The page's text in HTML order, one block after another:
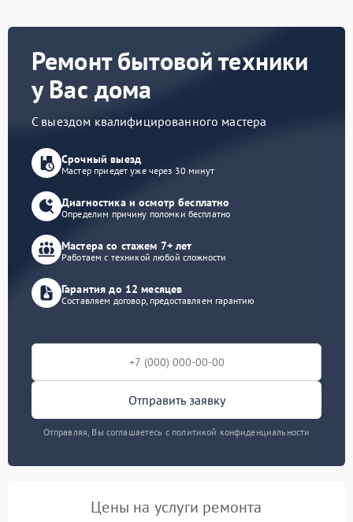
Ремонт бытовой техники
у Вас дома
С выездом квалифицированного мастера
Срочный выезд
Мастер приедет уже через 30 минут
Диагностика и осмотр бесплатно
Определим причину поломки бесплатно
Мастера со стажем 7+ лет
Работаем с техникой любой сложности
Гарантия до 12 месяцев
Составляем договор, предоставляем гарантию
Отправить заявку
Отправляя, Вы соглашаетесь с политикой конфиденциальности
Цены на услуги ремонта